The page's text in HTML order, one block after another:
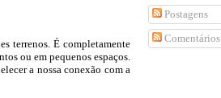
terrenos. É completamente
ou em pequenos espaços.
a nossa conexão com a
Postagens
Comentários